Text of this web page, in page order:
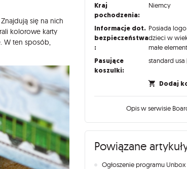
się na nich
kolorowe karty
W ten sposób,
Kraj
pochodzenia:
Niemcy
Informacje dot.
bezpieczeństwa
:
Posiada
dzieci w
małe
Pasujące
koszulki:
standard usa
Dodaj
Opis w serwisie
Powiązane
Ogłoszenie programu